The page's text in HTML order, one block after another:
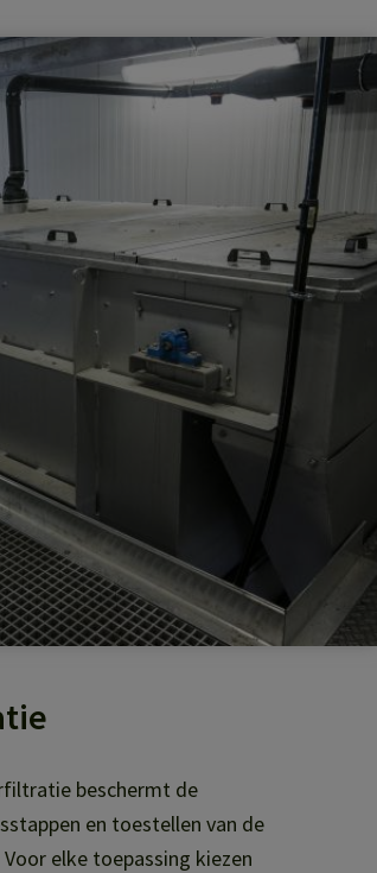
beschermt de
en toestellen van de
elke toepassing kiezen